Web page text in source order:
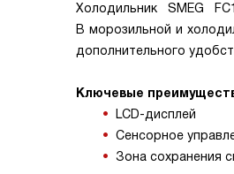
Холодильник SMEG
В морозильной и
дополнительного
Ключевые
LCD-дисплей
Сенсорное
Зона сохранения